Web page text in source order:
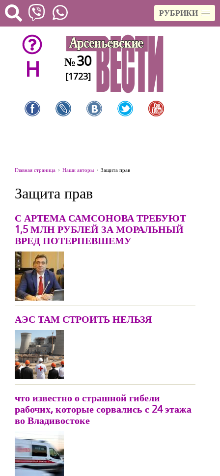
РУБРИКИ
H №30
[1723]
Главная страница Наши авторы Защита прав
Защита прав
С АРТЕМА САМСОНОВА ТРЕБУЮТ
1,5 МЛН РУБЛЕЙ ЗА МОРАЛЬНЫЙ
ВРЕД ПОТЕРПЕВШЕМУ
АЭС ТАМ СТРОИТЬ НЕЛЬЗЯ
что известно о страшной гибели
рабочих, которые сорвались с 24 этажа
во Владивостоке